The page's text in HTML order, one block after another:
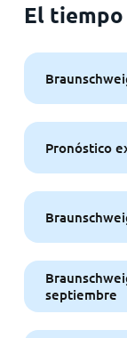
El tiempo
Pronóstico
septiembre